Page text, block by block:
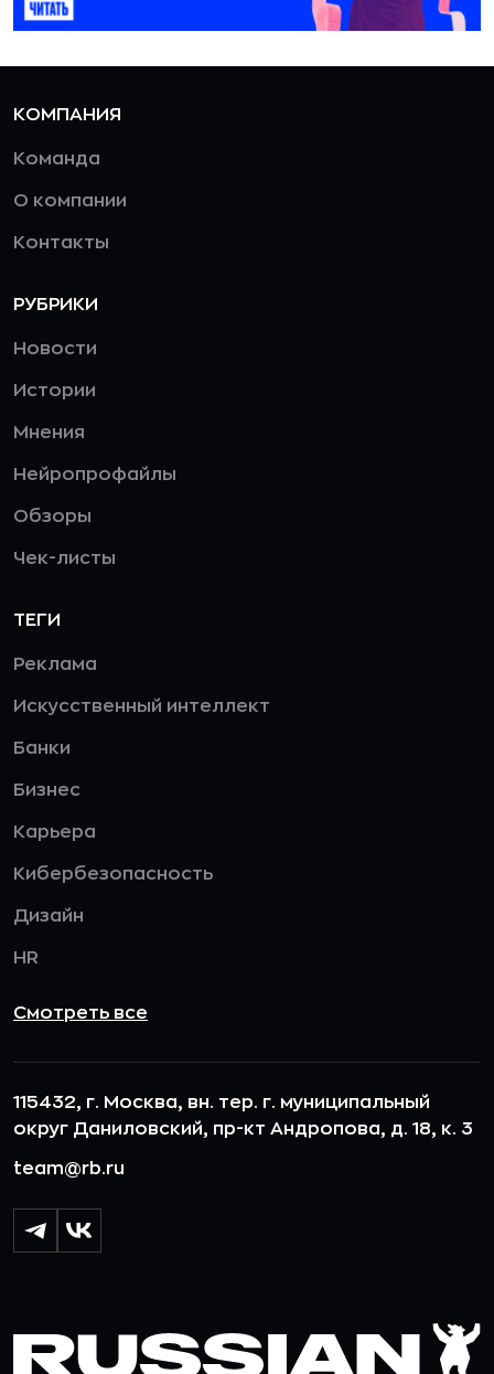
КОМПАНИЯ
Команда
О компании
Контакты
РУБРИКИ
Новости
Истории
Мнения
Нейропрофайлы
Обзоры
Чек-листы
ТЕГИ
Реклама
Искусственный интеллект
Банки
Бизнес
Карьера
Кибербезопасность
Дизайн
HR
Смотреть все
115432, г. Москва, вн. тер. г. муниципальный
округ Даниловский, пр-кт Андропова, д. 18, к. 3
team@rb.ru